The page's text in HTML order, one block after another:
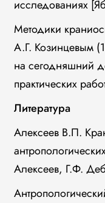
исследованиях
Методики
А.Г. Козинцевым
на сегодняшний
практических
Литература
Алексеев В.П.
Алексеев, Г.Ф.